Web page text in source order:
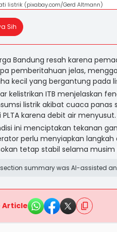
listrik (pixabay.com/Gerd Altmann)
Sih
Bandung resah karena
pemberitahuan jelas,
kecil yang bergantung pada
kelistrikan ITB menjelaskan
listrik akibat cuaca panas
PLTA karena debit air menyusut.
ini menciptakan tekanan
perlu menyiapkan langkah
tetap stabil selama musim
summary was AI-assisted
Article